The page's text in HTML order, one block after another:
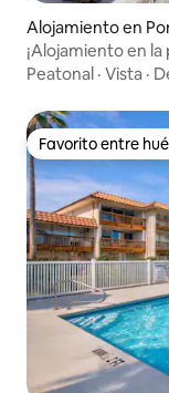
Alojamiento en
¡Alojamiento en la
y sala de juegos!
Peatonal · Vista ·
Favorito entre
Favorito entre